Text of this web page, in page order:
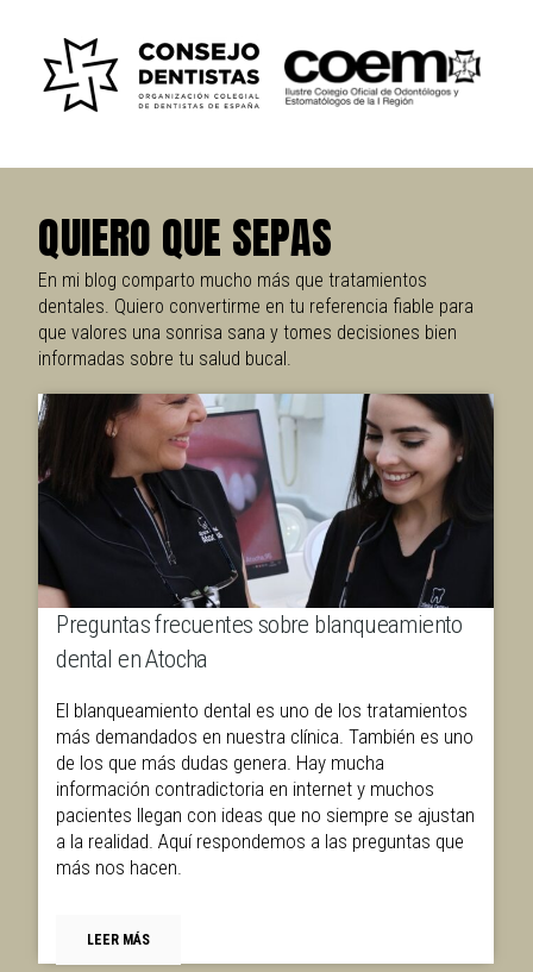
QUIERO QUE SEPAS
En mi blog comparto mucho más que tratamientos
dentales. Quiero convertirme en tu referencia fiable para
que valores una sonrisa sana y tomes decisiones bien
informadas sobre tu salud bucal.
Preguntas frecuentes sobre blanqueamiento
dental en Atocha
El blanqueamiento dental es uno de los tratamientos
más demandados en nuestra clínica. También es uno
de los que más dudas genera. Hay mucha
información contradictoria en internet y muchos
pacientes llegan con ideas que no siempre se ajustan
a la realidad. Aquí respondemos a las preguntas que
más nos hacen.
LEER MÁS
los motivos de consulta más habituales en […]
LEER MÁS